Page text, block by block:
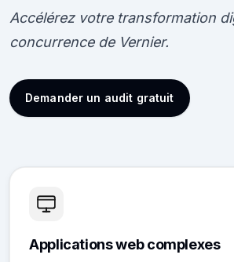
Accélérez votre transformation
concurrence de Vernier.
Demander un audit gratuit
Applications web complexes